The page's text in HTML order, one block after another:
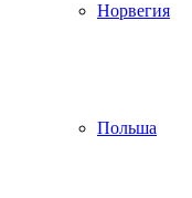
Норвегия
Польша